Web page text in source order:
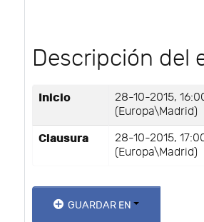
Descripción del
Inicio
28-10-2015,
(Europa\Madrid)
Clausura
28-10-2015,
(Europa\Madrid)
GUARDAR EN